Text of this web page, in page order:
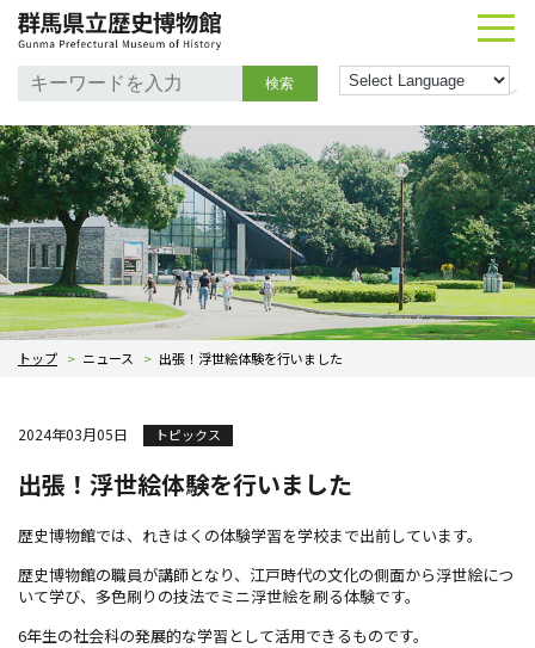
検索
トップ > ニュース > 出張！浮世絵体験を行いました
2024年03月05日 トピックス
出張！浮世絵体験を行いました
歴史博物館では、れきはくの体験学習を学校まで出前しています。
歴史博物館の職員が講師となり、江戸時代の文化の側面から浮世絵につ
いて学び、多色刷りの技法でミニ浮世絵を刷る体験です。
6年生の社会科の発展的な学習として活用できるものです。